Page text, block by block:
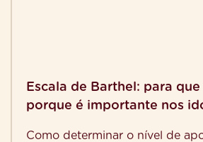
Escala de Barthel: para que
porque é importante nos
Como determinar o nível de